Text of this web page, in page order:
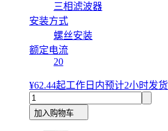
三相滤波器
安装方式
螺丝安装
额定电流
20
¥62.44起工作日内预计2小时发货
加入购物车